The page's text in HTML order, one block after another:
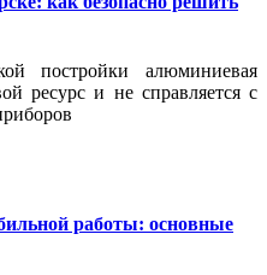
постройки алюминиевая
ресурс и не справляется с
работы: основные